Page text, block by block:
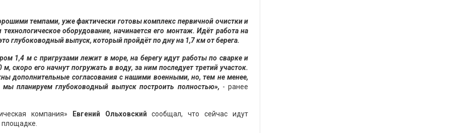
темпами, уже фактически готовы комплекс первичной очистки и
оборудование, начинается его монтаж. Идёт работа на
глубоководный выпуск, который пройдёт по дну на 1,7 км от берега.
1,4 м с пригрузами лежит в море, на берегу идут работы по сварке и
скоро его начнут погружать в воду, за ним последует третий участок.
дополнительные согласования с нашими военными, но, тем не менее,
планируем глубоководный выпуск построить полностью», - ранее
компания» Евгений Ольховскийсообщал, что сейчас идут